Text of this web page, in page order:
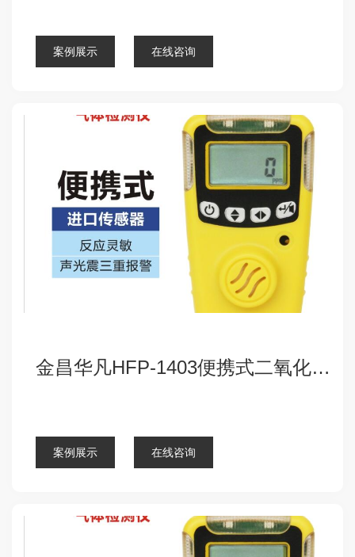
案例展示 在线咨询
金昌华凡HFP-1403便携式二氧化碳检测仪报警器
案例展示 在线咨询